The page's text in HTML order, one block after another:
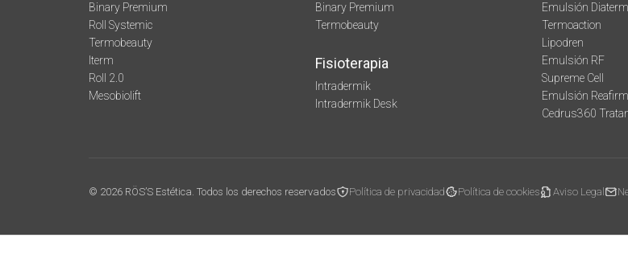
Binary Premium
Roll Systemic
Termobeauty
Iterm
Roll 2.0
Mesobiolift
Binary Premium
Termobeauty
Fisioterapia
Intradermik
Intradermik Desk
Emulsión
Termoaction
Lipodren
Emulsión RF
Supreme Cell
Emulsión
Cedrus360
© 2026 RÖS’S Estética. Todos los derechos reservados Política de privacidad Política de cookies Aviso Legal